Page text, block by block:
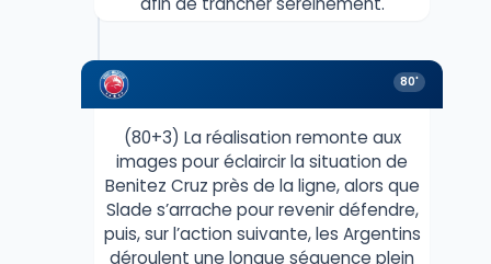
80'
(80+3) La réalisation remonte aux
images pour éclaircir la situation de
Benitez Cruz près de la ligne, alors que
Slade s’arrache pour revenir défendre,
puis, sur l’action suivante, les Argentins
déroulent une longue séquence plein